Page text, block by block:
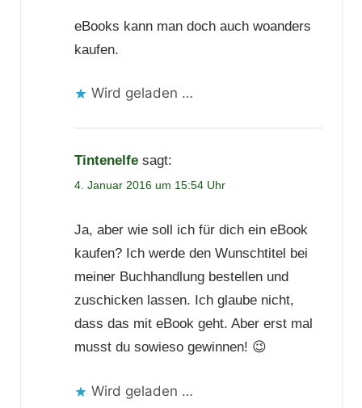
eBooks kann man doch auch woanders
kaufen.
Wird geladen …
Tintenelfe sagt:
4. Januar 2016 um 15:54 Uhr
Ja, aber wie soll ich für dich ein eBook
kaufen? Ich werde den Wunschtitel bei
meiner Buchhandlung bestellen und
zuschicken lassen. Ich glaube nicht,
dass das mit eBook geht. Aber erst mal
musst du sowieso gewinnen! 😉
Wird geladen …